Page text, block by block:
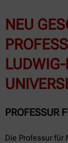
NEU
PROFESSUR
Die Professur